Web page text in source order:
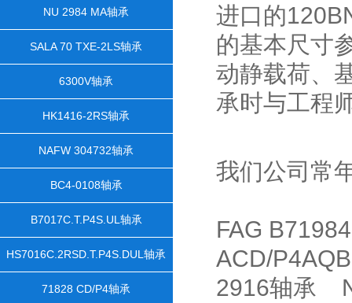
NU 2984 MA轴承
SALA 70 TXE-2LS轴承
6300V轴承
HK1416-2RS轴承
NAFW 304732轴承
BC4-0108轴承
B7017C.T.P4S.UL轴承
HS7016C.2RSD.T.P4S.DUL轴承
71828 CD/P4轴承
进口的
的基本尺寸
动静载荷、
承时与工程
我们公司常
FAG
ACD/
2916轴承